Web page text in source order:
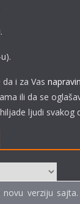
i za Vas
ili da se
ljudi svakog
novu verziju